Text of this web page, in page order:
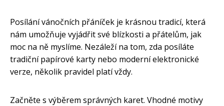
Posílání vánočních přáníček je krásnou tradicí, která
nám umožňuje vyjádřit své blízkosti a přátelům, jak
moc na ně myslíme. Nezáleží na tom, zda posíláte
tradiční papírové karty nebo moderní elektronické
verze, několik pravidel platí vždy.
Začněte s výběrem správných karet. Vhodné motivy